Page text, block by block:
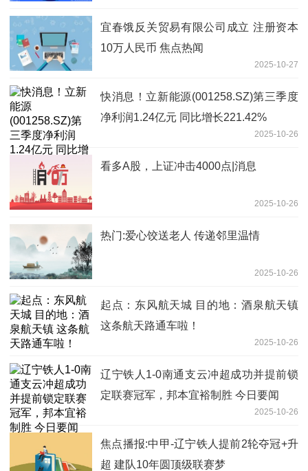
宜春饿反关贸易有限公司成立 注册资本
10万人民币 焦点热闻
2025-10-27
快消息！立新能源(001258.SZ)第三季度
净利润1.24亿元 同比增长221.42%
2025-10-26
看多A股，上证冲击4000点|消息
2025-10-26
热门:爱心饺送老人 传递邻里温情
2025-10-26
起点：东风航天城 目的地：酒泉航天镇
这条航天路通车啦！
2025-10-26
辽宁铁人1-0南通支云冲超成功并提前锁
定联赛冠军，邦本宜裕制胜 今日要闻
2025-10-26
焦点播报:中甲-辽宁铁人提前2轮夺冠+升
超 建队10年圆顶级联赛梦